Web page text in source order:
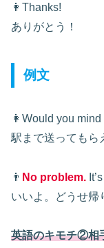
👩Thanks!
ありがとう！
例文
👩Would you
駅まで送ってもら
👨 No problem.
いいよ。どうせ帰
英語のキモチ②相